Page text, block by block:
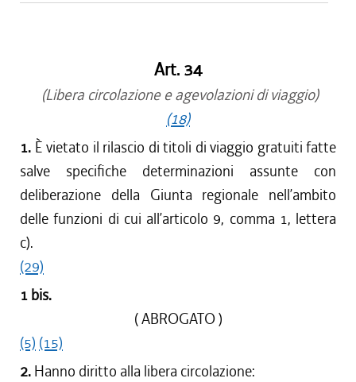
Art. 34
(Libera circolazione e agevolazioni di viaggio)
(18)
1. È vietato il rilascio di titoli di viaggio gratuiti fatte
salve specifiche determinazioni assunte con
deliberazione della Giunta regionale nell’ambito
delle funzioni di cui all’articolo 9, comma 1, lettera
c).
(29)
1 bis.
( ABROGATO )
(5) (15)
2. Hanno diritto alla libera circolazione: